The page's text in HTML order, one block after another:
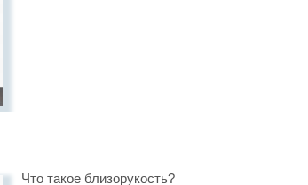
Что такое близорукость?